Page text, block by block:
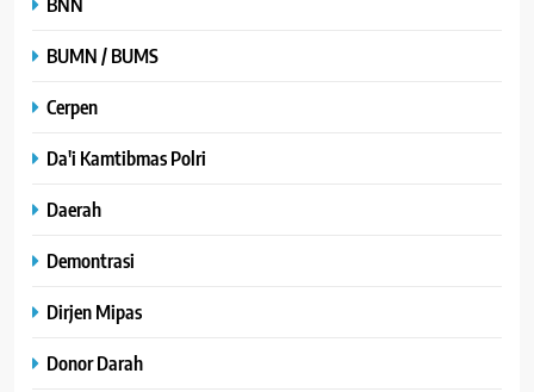
BUMN / BUMS
Cerpen
Da'i Kamtibmas Polri
Daerah
Demontrasi
Dirjen Mipas
Donor Darah